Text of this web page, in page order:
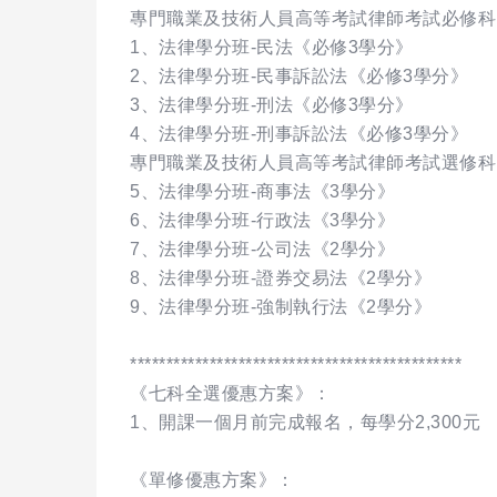
專門職業及技術人員高等考試律師考試必修
1、法律學分班-民法《必修3學分》
2、法律學分班-民事訴訟法《必修3學分》
3、法律學分班-刑法《必修3學分》
4、法律學分班-刑事訴訟法《必修3學分》
專門職業及技術人員高等考試律師考試選修
5、法律學分班-商事法《3學分》
6、法律學分班-行政法《3學分》
7、法律學分班-公司法《2學分》
8、法律學分班-證券交易法《2學分》
9、法律學分班-強制執行法《2學分》
**********************************************
《七科全選優惠方案》：
1、開課一個月前完成報名，每學分2,300元
《單修優惠方案》：